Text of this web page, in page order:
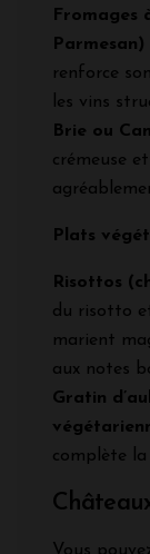
Fromages
Parmesan)
renforce
les vins
Brie ou
crémeuse
Plats
Risottos
du risotto
marient
aux notes
Gratin
complète
Vous